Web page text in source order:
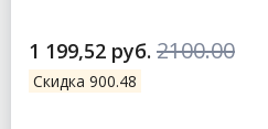
1 199,52 руб. 2100.00
Скидка 900.48